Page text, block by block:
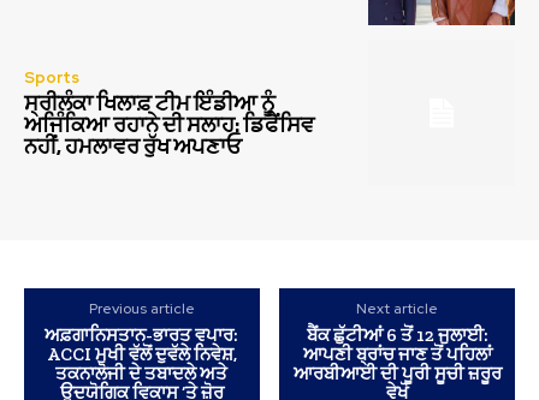
Sports
ਸ੍ਰੀਲੰਕਾ ਖਿਲਾਫ਼ ਟੀਮ ਇੰਡੀਆ ਨੂੰ
ਅਜਿੰਕਿਆ ਰਹਾਨੇ ਦੀ ਸਲਾਹ: ਡਿਫੈਂਸਿਵ
ਨਹੀਂ, ਹਮਲਾਵਰ ਰੁੱਖ ਅਪਣਾਓ
Previous article
ਅਫ਼ਗਾਨਿਸਤਾਨ-ਭਾਰਤ ਵਪਾਰ:
ACCI ਮੁਖੀ ਵੱਲੋਂ ਦੁਵੱਲੇ ਨਿਵੇਸ਼,
ਤਕਨਾਲੋਜੀ ਦੇ ਤਬਾਦਲੇ ਅਤੇ
ਉਦਯੋਗਿਕ ਵਿਕਾਸ ‘ਤੇ ਜ਼ੋਰ
Next article
ਬੈਂਕ ਛੁੱਟੀਆਂ 6 ਤੋਂ 12 ਜੁਲਾਈ:
ਆਪਣੀ ਬ੍ਰਾਂਚ ਜਾਣ ਤੋਂ ਪਹਿਲਾਂ
ਆਰਬੀਆਈ ਦੀ ਪੂਰੀ ਸੂਚੀ ਜ਼ਰੂਰ
ਵੇਖੋ